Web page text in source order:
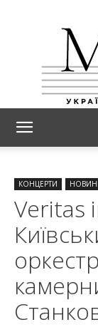
КОНЦЕРТИ
Veritas